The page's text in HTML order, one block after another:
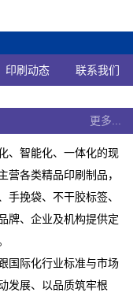
印刷动态 联系我们
更多...
、智能化、一体化的现
营各类精品印刷制品，
手挽袋、不干胶标签、
牌、企业及机构提供定
国际化行业标准与市场
发展、以品质筑牢根